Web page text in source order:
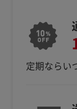
定期ならい